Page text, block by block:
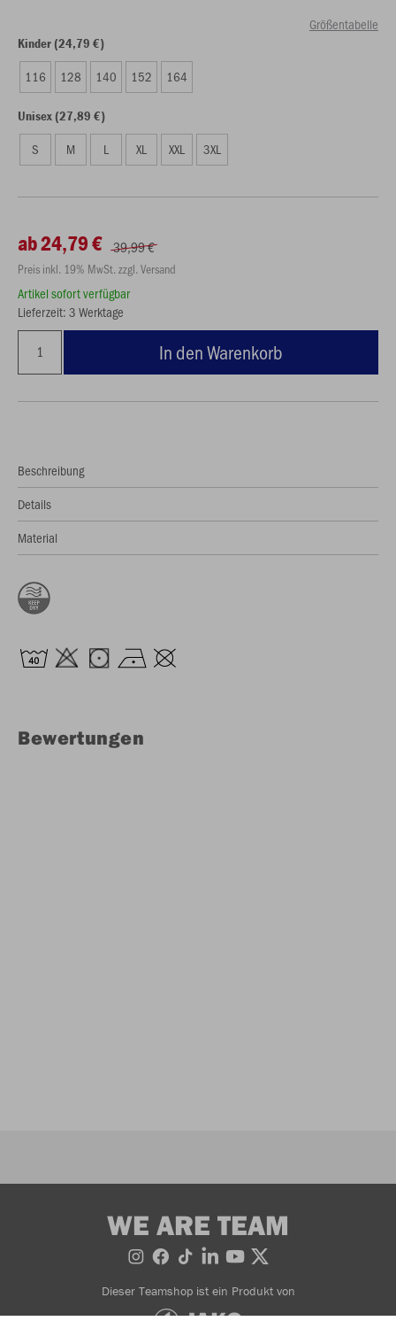
Größentabelle
Kinder (24,79 €)
116 128 140 152 164
Unisex (27,89 €)
S M L XL XXL 3XL
ab 24,79 € 39,99 €
Preis inkl. 19% MwSt. zzgl. Versand
Artikel sofort verfügbar
Lieferzeit: 3 Werktage
In den Warenkorb
Beschreibung
Details
Material
Bewertungen
WE ARE TEAM
Dieser Teamshop ist ein Produkt von